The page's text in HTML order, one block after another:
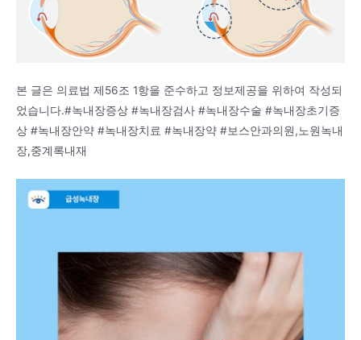
본 글은 의료법 제56조 1항을 준수하고 정보제공을 위하여 작성되
었습니다.#녹내장증상 #녹내장검사 #녹내장수술 #녹내장초기증
상 #녹내장안약 #녹내장치료 #녹내장약 #보스안과의원,노원녹내
장,중계록내재